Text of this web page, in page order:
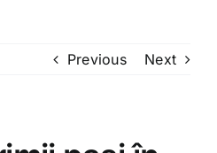
Previous Next